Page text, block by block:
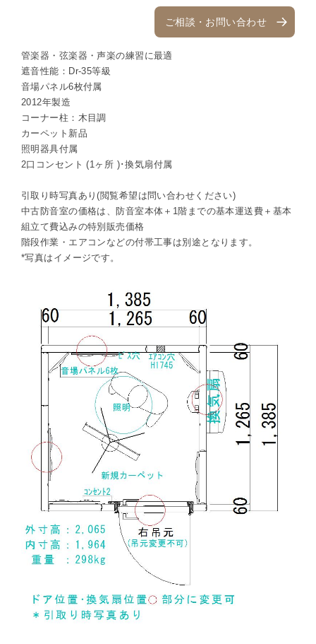
ご相談・お問い合わせ
管楽器・弦楽器・声楽の練習に最適
遮音性能：Dr-35等級
音場パネル6枚付属
2012年製造
コーナー柱：木目調
カーペット新品
照明器具付属
2口コンセント (1ヶ所 )･換気扇付属
引取り時写真あり(閲覧希望は問い合わせください)
中古防音室の価格は、防音室本体＋1階までの基本運送費＋基本
組立て費込みの特別販売価格
階段作業・エアコンなどの付帯工事は別途となります。
*写真はイメージです。